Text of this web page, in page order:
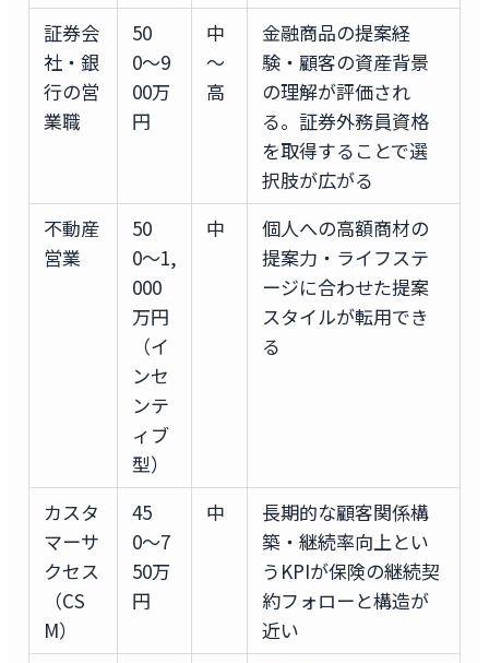
証券会
社・銀
行の営
業職
50
0〜9
00万
円
中
〜
高
金融商品の提案経
験・顧客の資産背景
の理解が評価され
る。証券外務員資格
を取得することで選
択肢が広がる
不動産
営業
50
0〜1,
000
万円
（イ
ンセ
ンテ
ィブ
型）
中
個人への高額商材の
提案力・ライフステ
ージに合わせた提案
スタイルが転用でき
る
カスタ
マーサ
クセス
（CS
M）
45
0〜7
50万
円
中
長期的な顧客関係構
築・継続率向上とい
うKPIが保険の継続契
約フォローと構造が
近い